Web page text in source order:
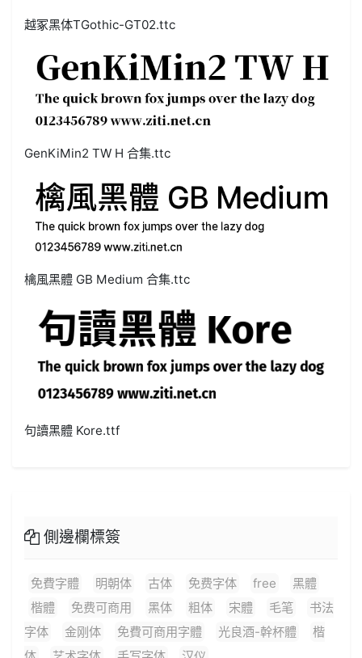
越冢黑体TGothic-GT02.ttc
GenKiMin2 TW H 合集.ttc
檎風黑體 GB Medium 合集.ttc
句讀黑體 Kore.ttf
側邊欄標簽
免費字體 明朝体 古体 免费字体 free
黑體
楷體
免费可商用 黑体 粗体 宋體 毛笔
书法
字体
金刚体 免費可商用字體 光良酒-幹杯體
楷